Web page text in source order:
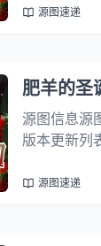
OSS）特殊
源图速递
肥羊的圣
源图信息
版本更新列
燃具有施加...
源图速递